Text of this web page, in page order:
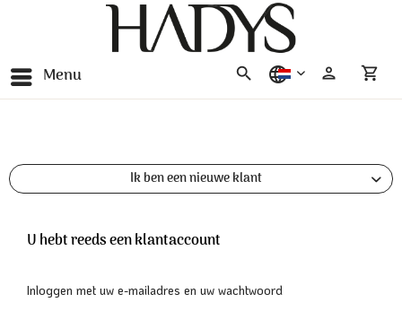
Menu nederlands
Ik ben een nieuwe klant
U hebt reeds een klantaccount
Inloggen met uw e-mailadres en uw wachtwoord